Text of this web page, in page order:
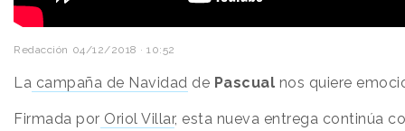
Redacción 04/12/2018 · 10:52
La campaña de Navidad de Pascual nos quiere
Firmada por Oriol Villar, esta nueva entrega continúa